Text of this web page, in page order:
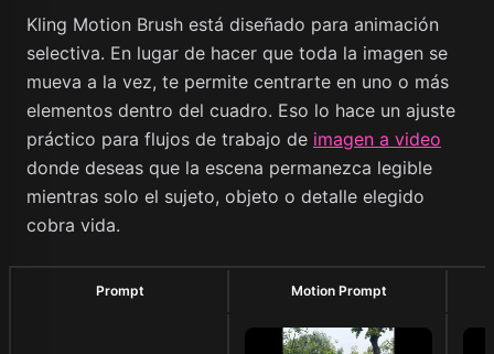
Kling Motion Brush está diseñado para animación
selectiva. En lugar de hacer que toda la imagen se
mueva a la vez, te permite centrarte en uno o más
elementos dentro del cuadro. Eso lo hace un ajuste
práctico para flujos de trabajo de imagen a video
donde deseas que la escena permanezca legible
mientras solo el sujeto, objeto o detalle elegido
cobra vida.
Prompt Motion Prompt